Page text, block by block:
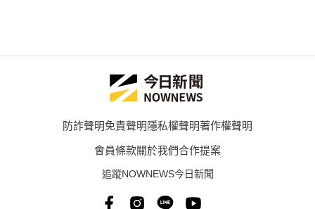
防詐聲明免責聲明隱私權聲明著作權聲明
會員條款關於我們合作提案
追蹤NOWNEWS今日新聞